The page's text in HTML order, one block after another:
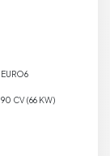
EURO6
90 CV (66 KW)